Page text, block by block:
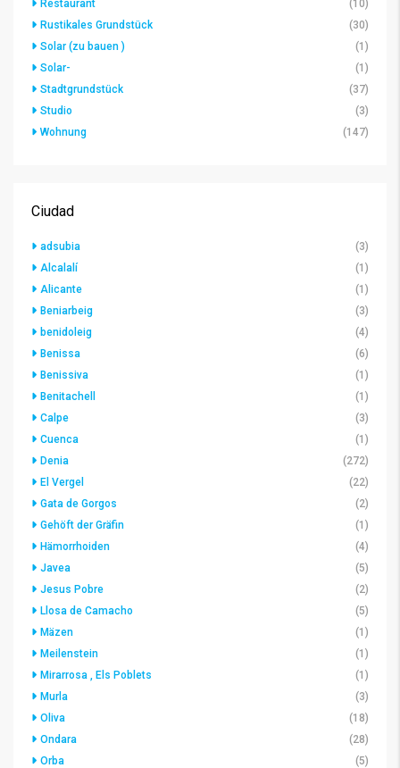
Restaurant
(10)
Rustikales Grundstück
(30)
Solar (zu bauen )
(1)
Solar-
(1)
Stadtgrundstück
(37)
Studio
(3)
Wohnung
(147)
Ciudad
adsubia
(3)
Alcalalí
(1)
Alicante
(1)
Beniarbeig
(3)
benidoleig
(4)
Benissa
(6)
Benissiva
(1)
Benitachell
(1)
Calpe
(3)
Cuenca
(1)
Denia
(272)
El Vergel
(22)
Gata de Gorgos
(2)
Gehöft der Gräfin
(1)
Hämorrhoiden
(4)
Javea
(5)
Jesus Pobre
(2)
Llosa de Camacho
(5)
Mäzen
(1)
Meilenstein
(1)
Mirarrosa , Els Poblets
(1)
Murla
(3)
Oliva
(18)
Ondara
(28)
Orba
(5)